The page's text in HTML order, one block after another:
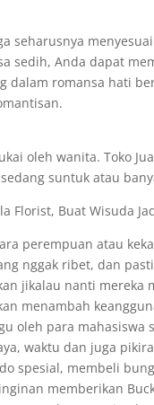
seharusnya
sedih, Anda dapat
dalam romansa hati
oleh wanita. Toko
suntuk atau
Florist, Buat Wisuda
perempuan atau
nggak ribet, dan
jikalau nanti mereka
menambah
oleh para mahasiswa
waktu dan juga
spesial, membeli
memberikan